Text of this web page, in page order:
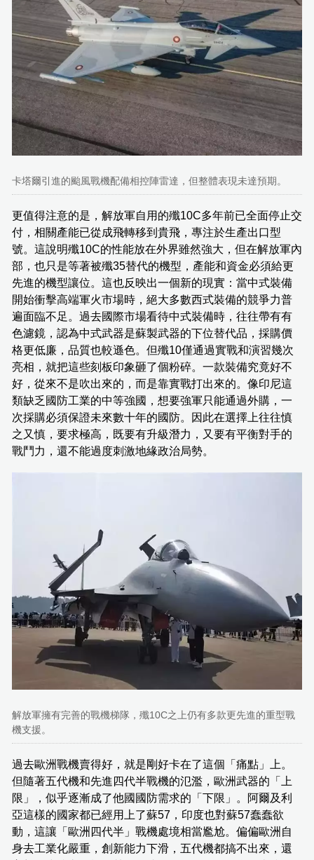
卡塔爾引進的颱風戰機配備相控陣雷達，但整體表現未達預期。
更值得注意的是，解放軍自用的殲10C多年前已全面停止交
付，相關產能已從成飛轉移到貴飛，專注於生產出口型
號。這說明殲10C的性能放在外界雖然強大，但在解放軍內
部，也只是等著被殲35替代的機型，產能和資金必須給更
先進的機型讓位。這也反映出一個新的現實：當中式裝備
開始衝擊高端軍火市場時，絕大多數西式裝備的競爭力普
遍面臨不足。過去國際市場看待中式裝備時，往往帶有有
色濾鏡，認為中式武器是蘇製武器的下位替代品，採購價
格更低廉，品質也較遜色。但殲10僅通過實戰和演習幾次
亮相，就把這些刻板印象砸了個粉碎。一款裝備究竟好不
好，從來不是吹出來的，而是靠實戰打出來的。像印尼這
類缺乏國防工業的中等強國，想要強軍只能通過外購，一
次採購必須保證未來數十年的國防。因此在選擇上往往慎
之又慎，要求極高，既要有升級潛力，又要有平衡對手的
戰鬥力，還不能過度刺激地緣政治局勢。
解放軍擁有完善的戰機梯隊，殲10C之上仍有多款更先進的重型戰
機支援。
過去歐洲戰機賣得好，就是剛好卡在了這個「痛點」上。
但隨著五代機和先進四代半戰機的氾濫，歐洲武器的「上
限」，似乎逐漸成了他國國防需求的「下限」。阿爾及利
亞這樣的國家都已經用上了蘇57，印度也對蘇57蠢蠢欲
動，這讓「歐洲四代半」戰機處境相當尷尬。偏偏歐洲自
身去工業化嚴重，創新能力下滑，五代機都搞不出來，還